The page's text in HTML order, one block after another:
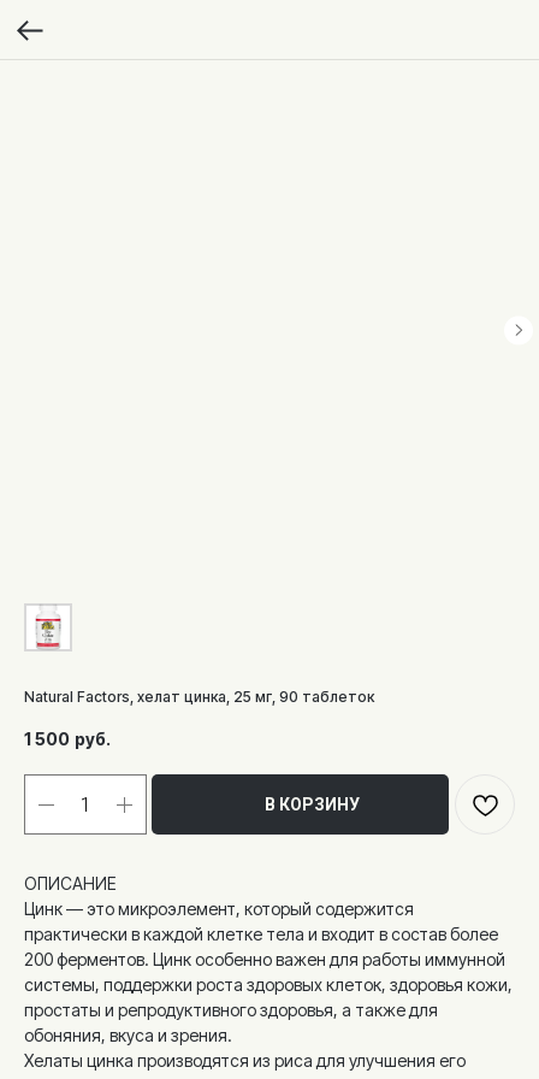
Natural Factors, хелат цинка, 25 мг, 90 таблеток
1 500 руб.
В КОРЗИНУ
ОПИСАНИЕ
Цинк — это микроэлемент, который содержится
практически в каждой клетке тела и входит в состав более
200 ферментов. Цинк особенно важен для работы иммунной
системы, поддержки роста здоровых клеток, здоровья кожи,
простаты и репродуктивного здоровья, а также для
обоняния, вкуса и зрения.
Хелаты цинка производятся из риса для улучшения его